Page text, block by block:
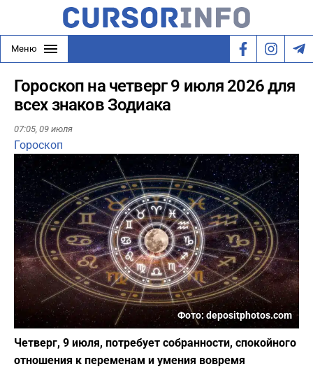
Меню
Гороскоп на четверг 9 июля 2026 для
всех знаков Зодиака
07:05, 09 июля
Гороскоп
Фото: depositphotos.com
Четверг, 9 июля, потребует собранности, спокойного
отношения к переменам и умения вовремя